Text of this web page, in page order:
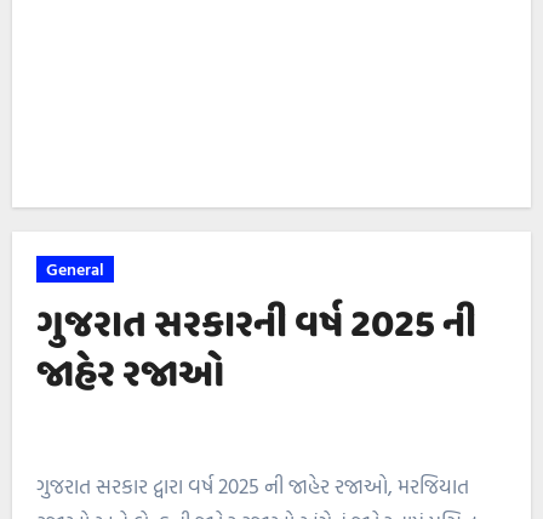
General
ગુજરાત સરકારની વર્ષ 2025 ની
જાહેર રજાઓ
ગુજરાત સરકાર દ્વારા વર્ષ 2025 ની જાહેર રજાઓ, મરજિયાત